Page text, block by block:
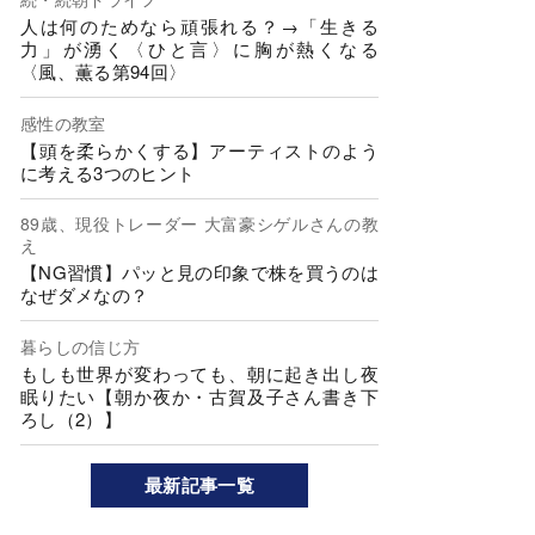
人は何のためなら頑張れる？→「生きる
力」が湧く〈ひと言〉に胸が熱くなる
〈風、薫る第94回〉
感性の教室
【頭を柔らかくする】アーティストのよう
に考える3つのヒント
89歳、現役トレーダー 大富豪シゲルさんの教
え
【NG習慣】パッと見の印象で株を買うのは
なぜダメなの？
暮らしの信じ方
もしも世界が変わっても、朝に起き出し夜
眠りたい【朝か夜か・古賀及子さん書き下
ろし（2）】
最新記事一覧